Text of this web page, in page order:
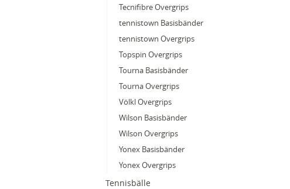
Tecnifibre Overgrips
tennistown Basisbänder
tennistown Overgrips
Topspin Overgrips
Tourna Basisbänder
Tourna Overgrips
Völkl Overgrips
Wilson Basisbänder
Wilson Overgrips
Yonex Basisbänder
Yonex Overgrips
Tennisbälle